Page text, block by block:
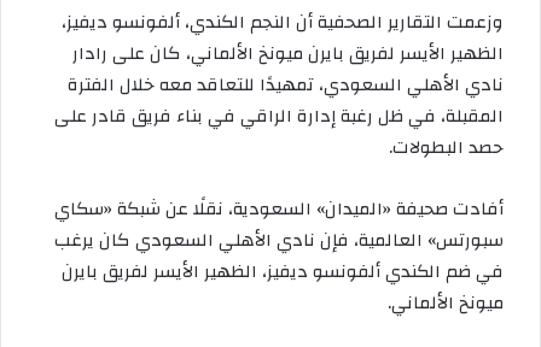
وزعمت التقارير الصحفية أن النجم الكندي، ألفونسو ديفيز،
الظهير الأيسر لفريق بايرن ميونخ الألماني، كان على رادار
نادي الأهلي السعودي، تمهيدًا للتعاقد معه خلال الفترة
المقبلة، في ظل رغبة إدارة الراقي في بناء فريق قادر على
حصد البطولات.
أفادت صحيفة «الميدان» السعودية، نقلًا عن شبكة «سكاي
سبورتس» العالمية، فإن نادي الأهلي السعودي كان يرغب
في ضم الكندي ألفونسو ديفيز، الظهير الأيسر لفريق بايرن
ميونخ الألماني.